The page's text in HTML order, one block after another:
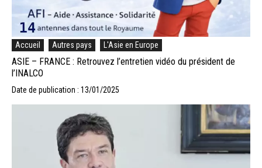
Accueil Autres pays L'Asie en Europe
ASIE – FRANCE : Retrouvez l’entretien vidéo du président de
l’INALCO
Date de publication : 13/01/2025